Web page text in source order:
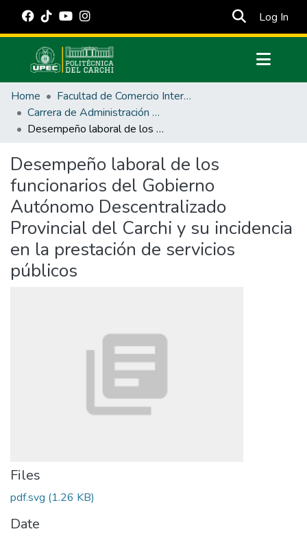
Log In
Communities & Collections
All of DSpace
Statistics
Estadísticas Externas
Manuales
Home
Facultad de Comercio Internacional, Integración, Administración y Economía Empresarial
Carrera de Administración Pública
Desempeño laboral de los funcionarios del Gobierno Autónomo Descentralizado Provincial del Carchi y su incidencia en la prestación de servicios públicos
Desempeño laboral de los
funcionarios del Gobierno
Autónomo Descentralizado
Provincial del Carchi y su incidencia
en la prestación de servicios
públicos
Files
pdf.svg (1.26 KB)
Date